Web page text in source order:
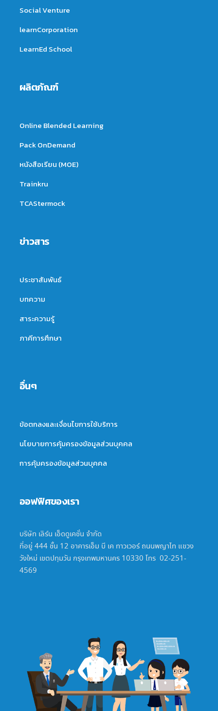
Social Venture
learnCorporation
LearnEd School
ผลิตภัณฑ์
Online Blended Learning
Pack OnDemand
หนังสือเรียน (MOE)
Trainkru
TCAStermock
ข่าวสาร
ประชาสัมพันธ์
บทความ
สาระความรู้
ภาคีการศึกษา
อื่นๆ
ข้อตกลงและเงื่อนไขการใช้บริการ
นโยบายการคุ้มครองข้อมูลส่วนบุคคล
การคุ้มครองข้อมูลส่วนบุคคล
ออฟฟิศของเรา
บริษัท เลิร์น เอ็ดดูเคชั่น จำกัด
ที่อยู่ 444 ชั้น 12 อาคารเอ็ม บี เค ทาวเวอร์ ถนนพญาไท แขวง
วังใหม่ เขตปทุมวัน กรุงเทพมหานคร 10330 โทร 02-251-
4569